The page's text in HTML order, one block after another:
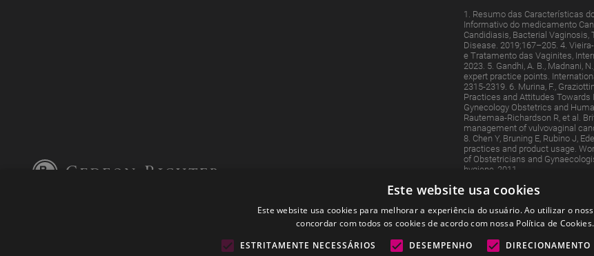
1. Resumo das Características
Informativo do medicamento
Candidiasis, Bacterial
Disease. 2019;167–205. 4.
e Tratamento das Vaginites,
2023. 5. Gandhi, A. B., Madnani,
expert practice points.
2315-2319. 6. Murina, F.,
Practices and Attitudes Towards
Gynecology Obstetrics and
Rautemaa-Richardson R, et al.
management of vulvovaginal
8. Chen Y, Bruning E, Rubino J,
practices and product usage.
of Obstetricians and
hygiene, 2011.
GRPT:043/03/2024
Este website usa cookies
Este website usa cookies para melhorar a experiência do usuário. Ao utilizar o
concordar com todos os cookies de acordo com nossa Política de Cookies.
ESTRITAMENTE NECESSÁRIOS
DESEMPENHO DIRECIONAMENTO